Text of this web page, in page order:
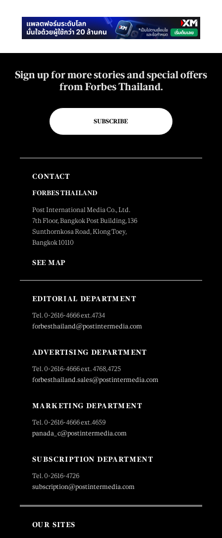
Sign up for more stories and special offers
from Forbes Thailand.
SUBSCRIBE
CONTACT
FORBES THAILAND
Post International Media Co., Ltd.
7th Floor, Bangkok Post Building, 136
Sunthornkosa Road, Klong Toey,
Bangkok 10110
SEE MAP
EDITORIAL DEPARTMENT
Tel. 0-2616-4666 ext.4734
forbesthailand@postintermedia.com
ADVERTISING DEPARTMENT
Tel. 0-2616-4666 ext. 4768,4725
forbesthailand.sales@postintermedia.com
MARKETING DEPARTMENT
Tel. 0-2616-4666 ext.4659
panada_c@postintermedia.com
SUBSCRIPTION DEPARTMENT
Tel. 0-2616-4726
subscription@postintermedia.com
OUR SITES